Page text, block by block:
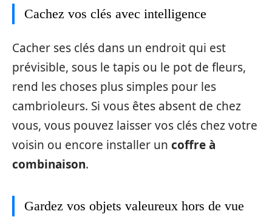
Cachez vos clés avec intelligence
Cacher ses clés dans un endroit qui est
prévisible, sous le tapis ou le pot de fleurs,
rend les choses plus simples pour les
cambrioleurs. Si vous êtes absent de chez
vous, vous pouvez laisser vos clés chez votre
voisin ou encore installer un coffre à
combinaison.
Gardez vos objets valeureux hors de vue